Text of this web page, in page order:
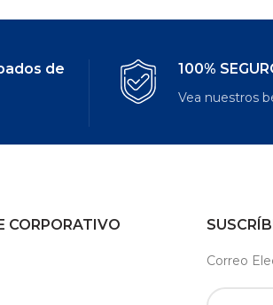
de
100%
Vea nuestros
CORPORATIVO
Correo